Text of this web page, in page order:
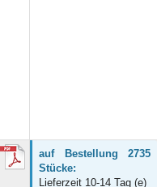
auf Bestellung 2735
Stücke:
Lieferzeit 10-14 Tag (e)